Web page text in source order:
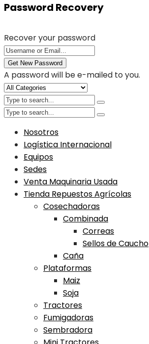
Password Recovery
Recover your password
Get New Password
A password will be e-mailed to you.
Nosotros
Logística Internacional
Equipos
Sedes
Venta Maquinaria Usada
Tienda Repuestos Agrícolas
Cosechadoras
Combinada
Correas
Sellos de Caucho
Caña
Plataformas
Maiz
Soja
Tractores
Fumigadoras
Sembradora